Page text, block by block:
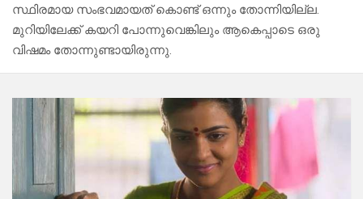
സ്ഥിരമായ സംഭവമായത് കൊണ്ട് ഒന്നും തോന്നിയില്ല.
മുറിയിലേക്ക് കയറി പോന്നുവെങ്കിലും ആകെപ്പാടെ ഒരു
വിഷമം തോന്നുണ്ടായിരുന്നു.